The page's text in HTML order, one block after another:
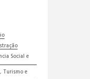
Social e
Turismo e